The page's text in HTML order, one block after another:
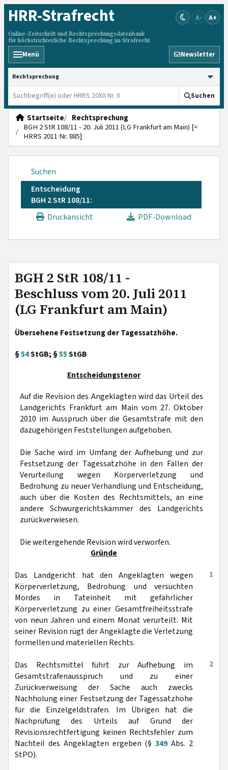
HRR-Strafrecht
Online-Zeitschrift und Rechtsprechungsdatenbank
für höchstrichterliche Rechtsprechung im Strafrecht
A- A+
Menü Newsletter
HRRS durchsuchen
Suchen
Startseite
Rechtsprechung
BGH 2 StR 108/11 - 20. Juli 2011 (LG Frankfurt am Main) [=
HRRS 2011 Nr. 885]
Suchen
Entscheidung
BGH 2 StR 108/11:
Druckansicht
PDF-Download
BGH 2 StR 108/11 -
Beschluss vom 20. Juli 2011
(LG Frankfurt am Main)
Übersehene Festsetzung der Tagessatzhöhe.
§54StGB; §55StGB
Entscheidungstenor
Auf die Revision des Angeklagten wird das Urteil des
Landgerichts Frankfurt am Main vom 27. Oktober
2010 im Ausspruch über die Gesamtstrafe mit den
dazugehörigen Feststellungen aufgehoben.
Die Sache wird im Umfang der Aufhebung und zur
Festsetzung der Tagessatzhöhe in den Fällen der
Verurteilung wegen Körperverletzung und
Bedrohung zu neuer Verhandlung und Entscheidung,
auch über die Kosten des Rechtsmittels, an eine
andere Schwurgerichtskammer des Landgerichts
zurückverwiesen.
Die weitergehende Revision wird verworfen.
Gründe
1
Das Landgericht hat den Angeklagten wegen
Körperverletzung, Bedrohung und versuchten
Mordes in Tateinheit mit gefährlicher
Körperverletzung zu einer Gesamtfreiheitsstrafe
von neun Jahren und einem Monat verurteilt. Mit
seiner Revision rügt der Angeklagte die Verletzung
formellen und materiellen Rechts.
2
Das Rechtsmittel führt zur Aufhebung im
Gesamtstrafenausspruch und zu einer
Zurückverweisung der Sache auch zwecks
Nachholung einer Festsetzung der Tagessatzhöhe
für die Einzelgeldstrafen. Im Übrigen hat die
Nachprüfung des Urteils auf Grund der
Revisionsrechtfertigung keinen Rechtsfehler zum
Nachteil des Angeklagten ergeben (§349Abs. 2
StPO).